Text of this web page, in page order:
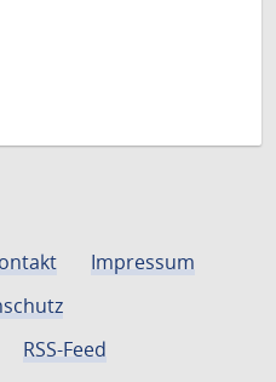
Impressum
RSS-Feed